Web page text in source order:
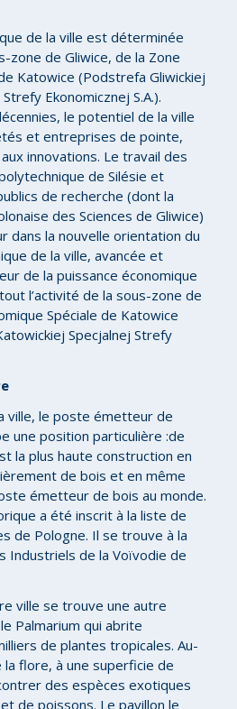
de la ville est déterminée
zone de Gliwice, de la Zone
Katowice (Podstrefa Gliwickiej
Ekonomicznej S.A.).
le potentiel de la ville
et entreprises de pointe,
innovations. Le travail des
de Silésie et
de recherche (dont la
des Sciences de Gliwice)
dans la nouvelle orientation du
de la ville, avancée et
de la puissance économique
l’activité de la sous-zone de
Spéciale de Katowice
Specjalnej Strefy
ville, le poste émetteur de
une position particulière :de
la plus haute construction en
de bois et en même
émetteur de bois au monde.
a été inscrit à la liste de
de Pologne. Il se trouve à la
Industriels de la Voïvodie de
ville se trouve une autre
Palmarium qui abrite
de plantes tropicales. Au-
flore, à une superficie de
des espèces exotiques
de poissons. Le pavillon le